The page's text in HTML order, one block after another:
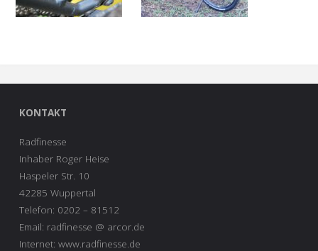
KONTAKT
Radfinesse
Inhaber Roger Heise
Haspeler Str. 10
42285 Wuppertal
Telefon: 0202 – 81512
Email: radfinesse @ arcor.de
Internet: www.radfinesse.de